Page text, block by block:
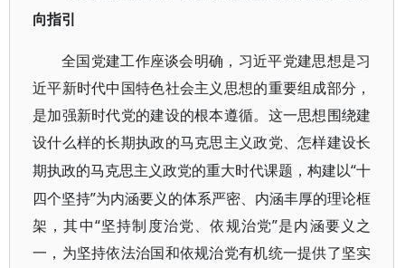
向指引
全国党建工作座谈会明确，习近平党建思想是习
近平新时代中国特色社会主义思想的重要组成部分，
是加强新时代党的建设的根本遵循。这一思想围绕建
设什么样的长期执政的马克思主义政党、怎样建设长
期执政的马克思主义政党的重大时代课题，构建以“十
四个坚持”为内涵要义的体系严密、内涵丰厚的理论框
架，其中“坚持制度治党、依规治党”是内涵要义之
一，为坚持依法治国和依规治党有机统一提供了坚实